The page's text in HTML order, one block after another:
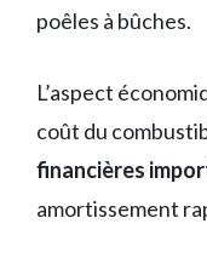
poêles à bûches.
L’aspect
coût du
financières
amortissement